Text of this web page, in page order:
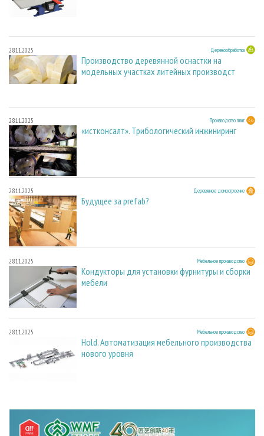
28.11.2025 Деревообработка
Производство деревянной оснастки на
модельных участках литейных производст
28.11.2025 Производство плит
«истконсалт». Трибологический инжиниринг
28.11.2025 Деревянное домостроение
Будущее за prefab?
28.11.2025 Мебельное производство
Кондукторы для установки фурнитуры и сборки
мебели
28.11.2025 Мебельное производство
Hold. Автоматизация мебельного производства
нового уровня